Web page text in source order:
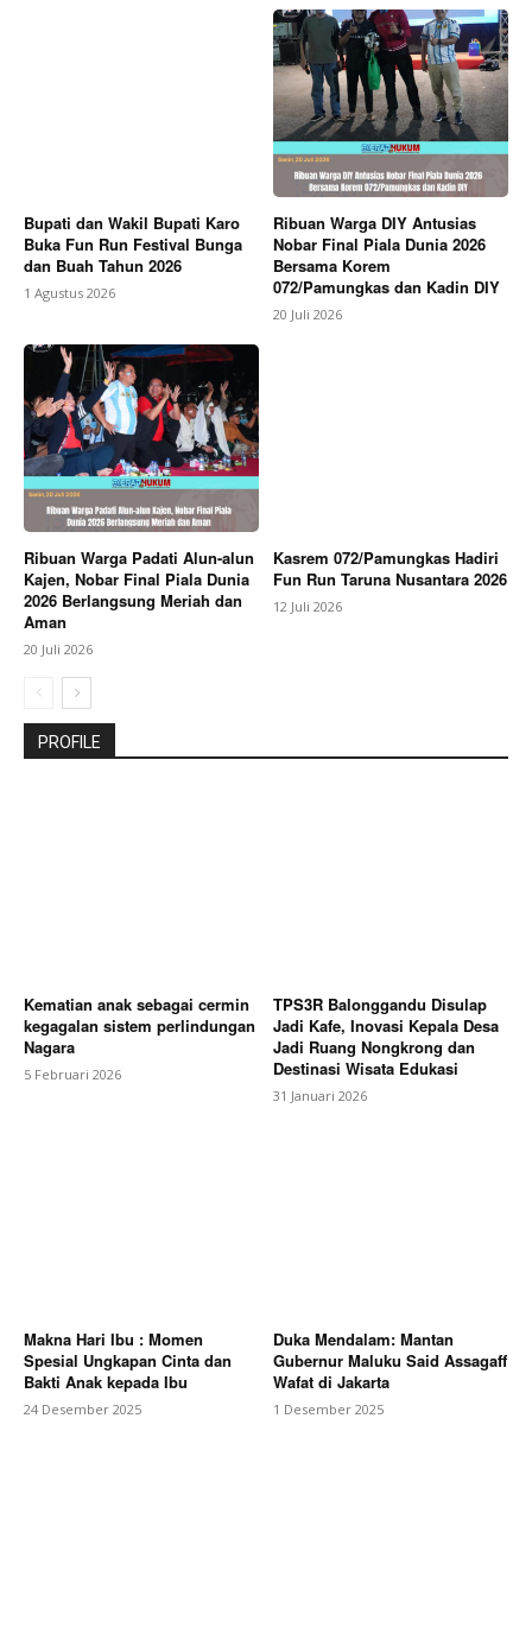
Bupati dan Wakil Bupati Karo
Buka Fun Run Festival Bunga
dan Buah Tahun 2026
1 Agustus 2026
Ribuan Warga DIY Antusias
Nobar Final Piala Dunia 2026
Bersama Korem
072/Pamungkas dan Kadin DIY
20 Juli 2026
Ribuan Warga Padati Alun-alun
Kajen, Nobar Final Piala Dunia
2026 Berlangsung Meriah dan
Aman
20 Juli 2026
Kasrem 072/Pamungkas Hadiri
Fun Run Taruna Nusantara 2026
12 Juli 2026
PROFILE
Kematian anak sebagai cermin
kegagalan sistem perlindungan
Nagara
5 Februari 2026
TPS3R Balonggandu Disulap
Jadi Kafe, Inovasi Kepala Desa
Jadi Ruang Nongkrong dan
Destinasi Wisata Edukasi
31 Januari 2026
Makna Hari Ibu : Momen
Spesial Ungkapan Cinta dan
Bakti Anak kepada Ibu
24 Desember 2025
Duka Mendalam: Mantan
Gubernur Maluku Said Assagaff
Wafat di Jakarta
1 Desember 2025